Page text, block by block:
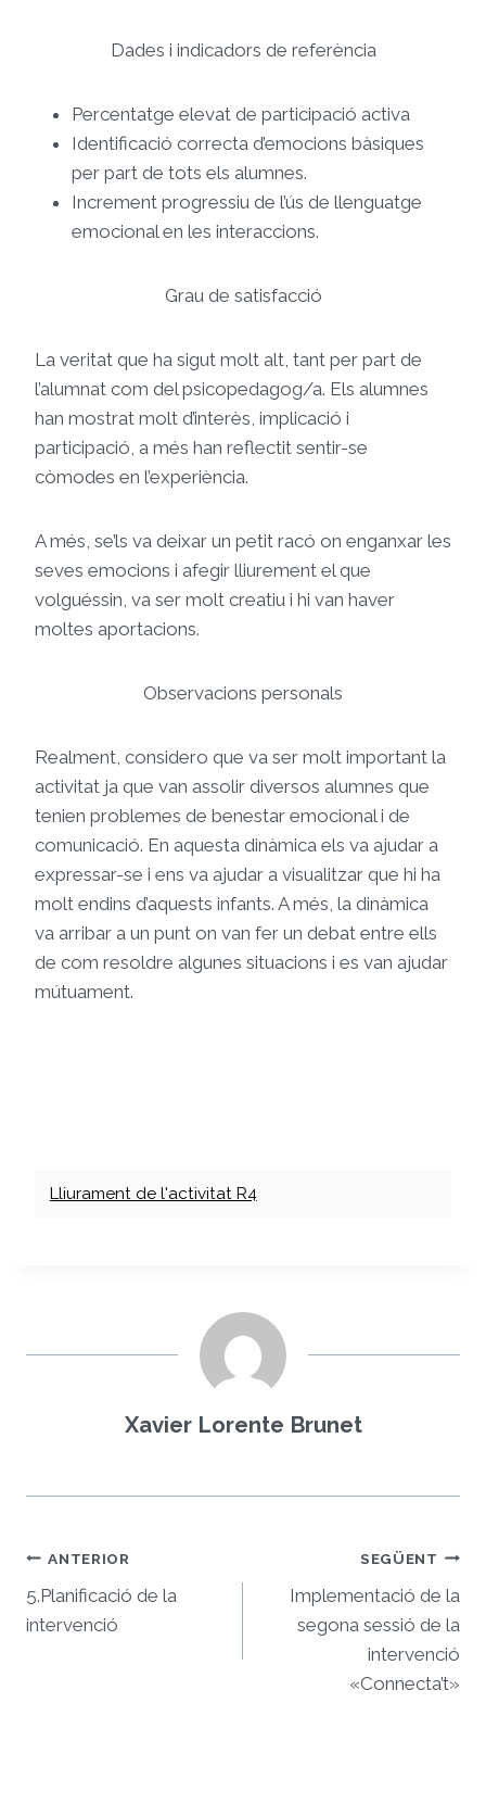
Dades i indicadors de referència
Percentatge elevat de participació activa
Identificació correcta d’emocions bàsiques
per part de tots els alumnes.
Increment progressiu de l’ús de llenguatge
emocional en les interaccions.
Grau de satisfacció
La veritat que ha sigut molt alt, tant per part de
l’alumnat com del psicopedagog/a. Els alumnes
han mostrat molt d’interès, implicació i
participació, a més han reflectit sentir-se
còmodes en l’experiència.
A més, se’ls va deixar un petit racó on enganxar les
seves emocions i afegir lliurement el que
volguéssin, va ser molt creatiu i hi van haver
moltes aportacions.
Observacions personals
Realment, considero que va ser molt important la
activitat ja que van assolir diversos alumnes que
tenien problemes de benestar emocional i de
comunicació. En aquesta dinàmica els va ajudar a
expressar-se i ens va ajudar a visualitzar que hi ha
molt endins d’aquests infants. A més, la dinàmica
va arribar a un punt on van fer un debat entre ells
de com resoldre algunes situacions i es van ajudar
mútuament.
Lliurament de l'activitat R4
Xavier Lorente Brunet
Navegació
d'entrades
ANTERIOR
5.Planificació de la
intervenció
SEGÜENT
Implementació de la
segona sessió de la
intervenció
«Connecta’t»